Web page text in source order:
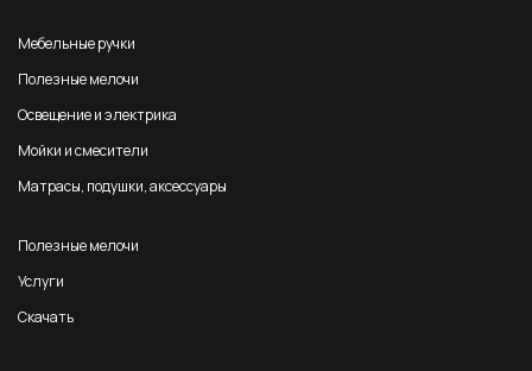
Мебельные ручки
Полезные мелочи
Освещение и электрика
Мойки и смесители
Матрасы, подушки, аксессуары
Полезные мелочи
Услуги
Скачать